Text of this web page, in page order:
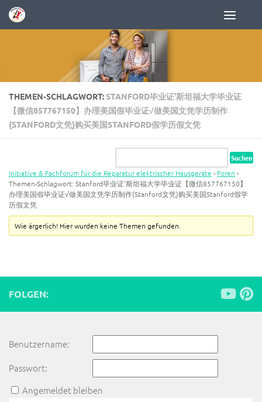
Zum Inhalt springen
THEMEN-SCHLAGWORT: STANFORD毕业证’斯坦福大学毕业证
【微信857767150】办理美国假毕业证√做美国文凭学历制作
{STANFORD文凭}购买美国STANFORD假学历假文凭
Initiative & Fachforum für die Reparatur elektrischer Hausgeräte › Foren ›
Themen-Schlagwort: Stanford毕业证’斯坦福大学毕业证【微信857767150】
办理美国假毕业证√做美国文凭学历制作{Stanford文凭}购买美国Stanford假学
历假文凭
Wie ärgerlich! Hier wurden keine Themen gefunden.
FOLGEN:
Benutzername:
Passwort:
Angemeldet bleiben